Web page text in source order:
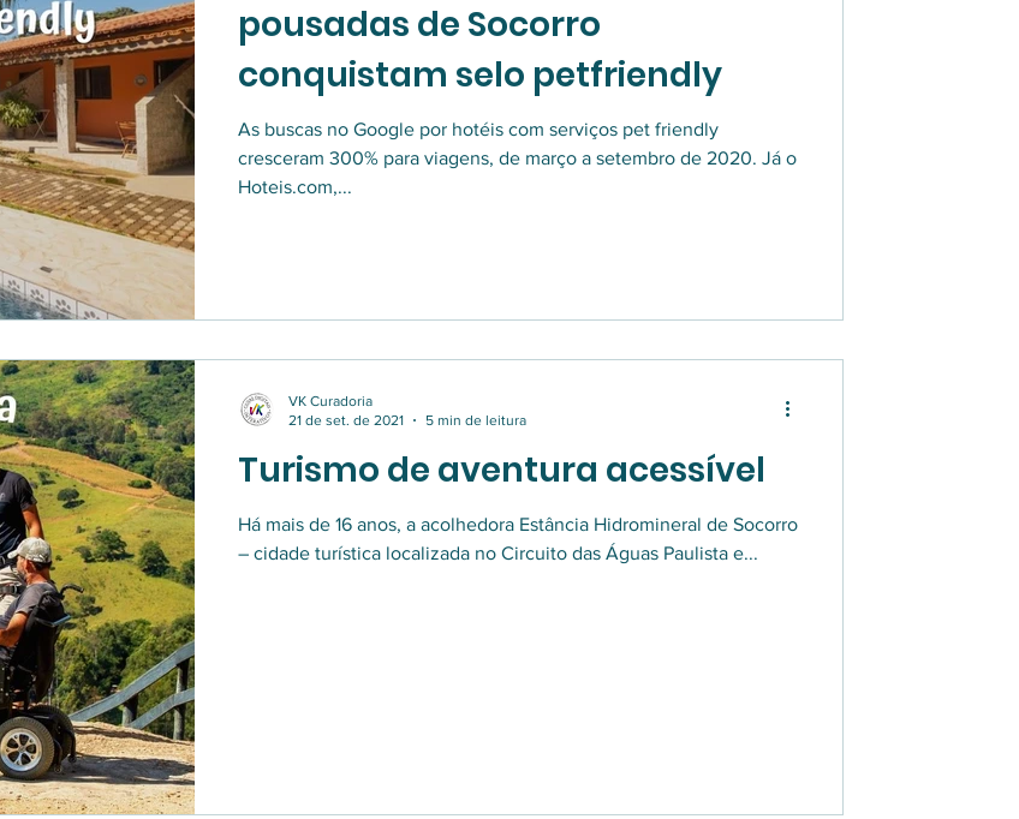
pousadas de Socorro
conquistam selo petfriendly
As buscas no Google por hotéis com serviços pet friendly
cresceram 300% para viagens, de março a setembro de 2020. Já o
Hoteis.com,...
Turismo de aventura acessível
Há mais de 16 anos, a acolhedora Estância Hidromineral de Socorro
– cidade turística localizada no Circuito das Águas Paulista e...
VK Curadoria
21 de set. de 2021
5 min de leitura